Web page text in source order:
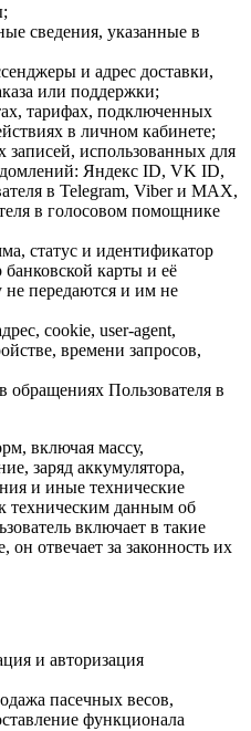
сведения, указанные в
и адрес доставки,
или поддержки;
тарифах, подключенных
в личном кабинете;
использованных для
Яндекс ID, VK ID,
в Telegram, Viber и MAX,
в голосовом помощнике
статус и идентификатор
карты и её
передаются и им не
cookie, user-agent,
времени запросов,
обращениях Пользователя в
включая массу,
заряд аккумулятора,
и иные технические
техническим данным об
включает в такие
отвечает за законность их
и авторизация
пасечных весов,
функционала